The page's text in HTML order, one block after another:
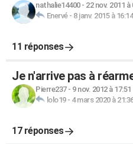
nathalie14400- 22 nov. 2011 à
Enervé- 8 janv. 2015 à 16:14
11 réponses
Je n'arrive pas à
Pierre237- 9 nov. 2012 à 17:51
lolo19- 4 mars 2020 à
17 réponses